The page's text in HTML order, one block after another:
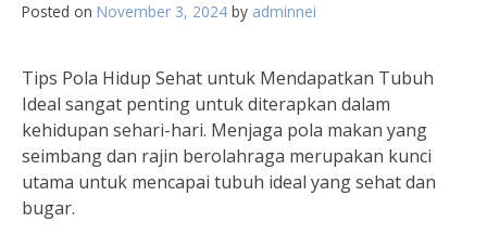
Posted on November 3, 2024 by adminnei
Tips Pola Hidup Sehat untuk Mendapatkan Tubuh
Ideal sangat penting untuk diterapkan dalam
kehidupan sehari-hari. Menjaga pola makan yang
seimbang dan rajin berolahraga merupakan kunci
utama untuk mencapai tubuh ideal yang sehat dan
bugar.